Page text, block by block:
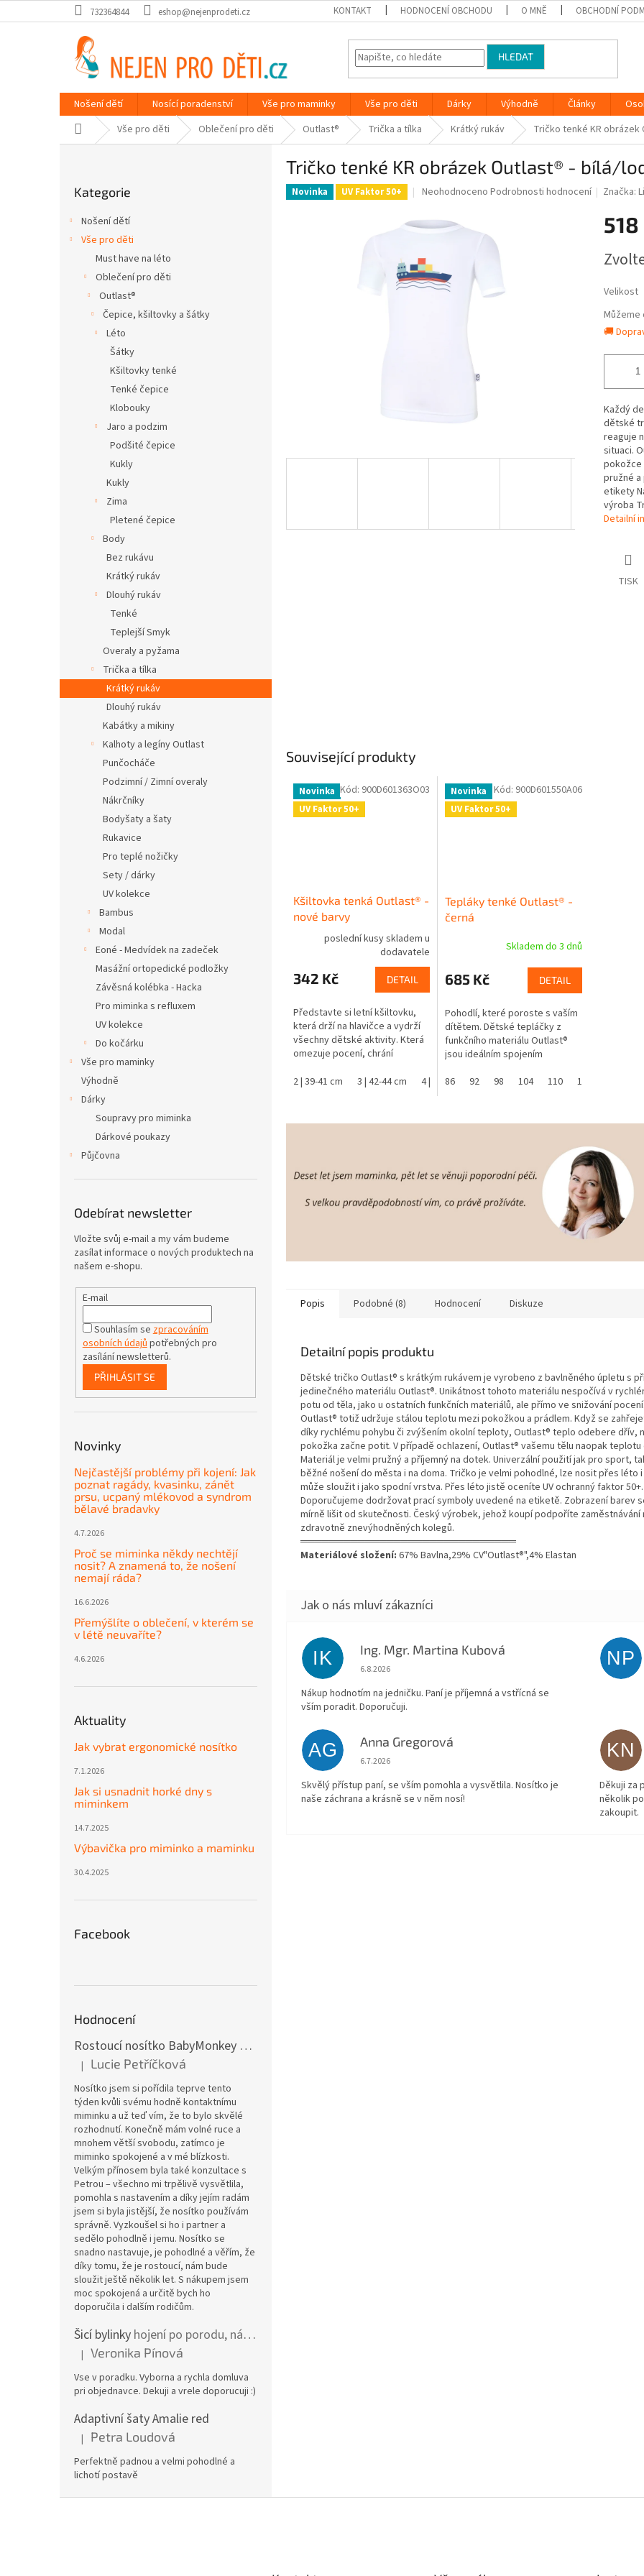
na
732364844 eshop@nejenprodeti.cz KONTAKT HODNOCENÍ OBCHODU O MNĚ OBCHODNÍ
HLEDAT
Nošení dětí Nosící poradenství Vše pro maminky Vše pro děti Dárky Výhodně Články
Domů Vše pro děti Oblečení pro děti Outlast® Trička a tílka Krátký rukáv Tričko tenké KR
kategorie
Kategorie
Nošení dětí
Vše pro děti
Must have na léto
Oblečení pro děti
Outlast®
Čepice, kšiltovky a šátky
Léto
Šátky
Kšiltovky tenké
Tenké čepice
Klobouky
Jaro a podzim
Podšité čepice
Kukly
Kukly
Zima
Pletené čepice
Body
Bez rukávu
Krátký rukáv
Dlouhý rukáv
Tenké
Teplejší Smyk
Overaly a pyžama
Trička a tílka
Krátký rukáv
Dlouhý rukáv
Kabátky a mikiny
Kalhoty a legíny Outlast
Punčocháče
Podzimní / Zimní overaly
Nákrčníky
Bodyšaty a šaty
Rukavice
Pro teplé nožičky
Sety / dárky
UV kolekce
Bambus
Modal
Eoné - Medvídek na zadeček
Masážní ortopedické podložky
Závěsná kolébka - Hacka
Pro miminka s refluxem
UV kolekce
Do kočárku
Vše pro maminky
Výhodně
Dárky
Soupravy pro miminka
Dárkové poukazy
Půjčovna
Odebírat newsletter
Vložte svůj e-mail a my vám budeme
zasílat informace o nových produktech na
našem e-shopu.
E-mail
Souhlasím se zpracováním
osobních údajů potřebných pro
zasílání newsletterů.
PŘIHLÁSIT SE
Novinky
Nejčastější problémy při kojení: Jak
poznat ragády, kvasinku, zánět
prsu, ucpaný mlékovod a syndrom
bělavé bradavky
4.7.2026
Proč se miminka někdy nechtějí
nosit? A znamená to, že nošení
nemají ráda?
16.6.2026
Přemýšlíte o oblečení, v kterém se
v létě neuvaříte?
4.6.2026
Aktuality
Jak vybrat ergonomické nosítko
7.1.2026
Jak si usnadnit horké dny s
miminkem
14.7.2025
Výbavička pro miminko a maminku
30.4.2025
Facebook
Hodnocení
Rostoucí nosítko BabyMonkey Original Essential - khaki zelené
Hodnocení produktu je 5 z 5 hvězdiček.
| Lucie Petříčková
Nosítko jsem si pořídila teprve tento
týden kvůli svému hodně kontaktnímu
miminku a už teď vím, že to bylo skvělé
rozhodnutí. Konečně mám volné ruce a
mnohem větší svobodu, zatímco je
miminko spokojené a v mé blízkosti.
Velkým přínosem byla také konzultace s
Petrou – všechno mi trpělivě vysvětlila,
pomohla s nastavením a díky jejím radám
jsem si byla jistější, že nosítko používám
správně. Vyzkoušel si ho i partner a
sedělo pohodlně i jemu. Nosítko se
snadno nastavuje, je pohodlné a věřím, že
díky tomu, že je rostoucí, nám bude
sloužit ještě několik let. S nákupem jsem
moc spokojená a určitě bych ho
doporučila i dalším rodičům.
Šicí bylinky hojení po porodu, nástřih a jizvy
Hodnocení produktu je 5 z 5 hvězdiček.
| Veronika Pínová
Vse v poradku. Vyborna a rychla domluva
pri objednavce. Dekuji a vrele doporucuji :)
Adaptivní šaty Amalie red
Hodnocení produktu je 5 z 5 hvězdiček.
| Petra Loudová
Perfektně padnou a velmi pohodlné a
lichotí postavě
Tričko tenké KR obrázek Outlast® - bílá/
Novinka UV Faktor 50+
Průměrné
produktu
je
z
5
hvězdiček.
Neohodnoceno Podrobnosti hodnocení Značka:
518
cena:
Velikost
🚚
Každý
dětské
reaguje
situaci.
pokožce
pružné a
etikety
výroba
Detailní
TISK
Související produkty
Novinka
UV Faktor 50+
Kšiltovka tenká Outlast® -
nové barvy
poslední kusy skladem u
dodavatele
342 Kč DETAIL
Představte si letní kšiltovku,
která drží na hlavičce a vydrží
všechny dětské aktivity. Která
omezuje pocení, chrání
UV ochranný faktor UPF 50+.
2 | 39-41 cm 3 | 42-44 cm 4 | 45-48 cm 5 | 49-53 cm 6 | 54-57 cm
Kód: 900D601363O03
Novinka
UV Faktor 50+
Tepláky tenké Outlast® -
černá
Skladem do 3 dnů
685 Kč DETAIL
Pohodlí, které poroste s vaším
dítětem. Dětské tepláčky z
funkčního materiálu Outlast®
jsou ideálním spojením
technologie. Bavlněný úplet s...
86 92 98 104 110 116
Kód: 900D601550A06
Popis Podobné (8) Hodnocení Diskuze
Detailní popis produktu
Dětské tričko Outlast® s krátkým rukávem je vyrobeno z bavlněného úpletu s
jedinečného materiálu Outlast®. Unikátnost tohoto materiálu nespočívá v
potu od těla, jako u ostatních funkčních materiálů, ale přímo ve snižování
Outlast® totiž udržuje stálou teplotu mezi pokožkou a prádlem. Když se
díky rychlému pohybu či zvýšením okolní teploty, Outlast® teplo odebere dřív,
pokožka začne potit. V případě ochlazení, Outlast® vašemu tělu naopak teplotu
Materiál je velmi pružný a příjemný na dotek. Univerzální použití jak pro sport,
běžné nošení do města i na doma. Tričko je velmi pohodlné, lze nosit přes léto
může sloužit i jako spodní vrstva. Přes léto jistě oceníte UV ochranný faktor 50+.
Doporučujeme dodržovat prací symboly uvedené na etiketě. Zobrazení barev
mírně lišit od skutečnosti. Český výrobek, jehož koupí podpoříte zaměstnávání
zdravotně znevýhodněných kolegů.
══════════════════════════════
Materiálové složení: 67% Bavlna,29% CV"Outlast®",4% Elastan
IK Ing. Mgr. Martina Kubová
Hodnocení obchodu je 5 z 5 hvězdiček.
6.8.2026
Nákup hodnotím na jedničku. Paní je příjemná a vstřícná se
vším poradit. Doporučuji.
NP
AG Anna Gregorová
Hodnocení obchodu je 5 z 5 hvězdiček.
6.7.2026
Skvělý přístup paní, se vším pomohla a vysvětlila. Nosítko je
naše záchrana a krásně se v něm nosí!
KN
Děkuji za
několik
zakoupit.